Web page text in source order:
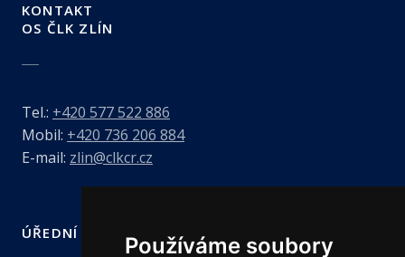
Používáme soubory
KONTAKT
OS ČLK ZLÍN
Tel.: +420 577 522 886
Mobil: +420 736 206 884
E-mail: zlin@clkcr.cz
ÚŘEDNÍ HODINY